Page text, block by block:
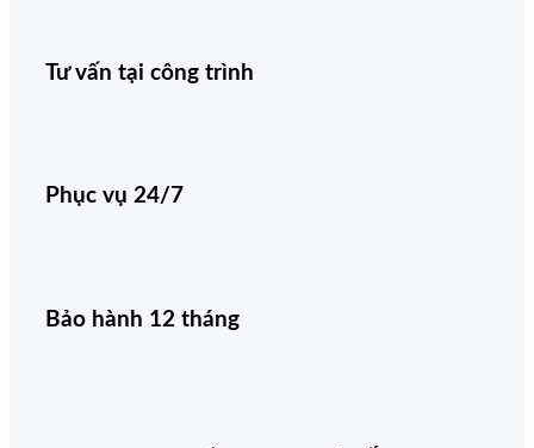
Tư vấn tại công trình
Phục vụ 24/7
Bảo hành 12 tháng